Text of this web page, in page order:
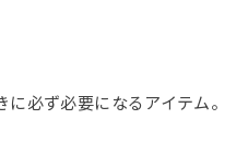
必ず必要になるアイテム。